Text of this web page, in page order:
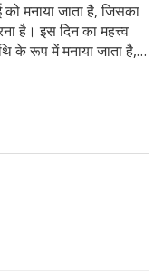
मनाया जाता है, जिसका
है। इस दिन का महत्त्व
के रूप में मनाया जाता है,
है। इस वर्ष का विषय